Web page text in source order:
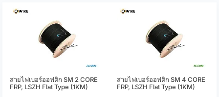
สายไฟเบอร์ออฟติก SM 2 CORE
FRP, LSZH Flat Type (1KM)
สายไฟเบอร์ออฟติก SM 4 CORE
FRP, LSZH Flat Type (1KM)